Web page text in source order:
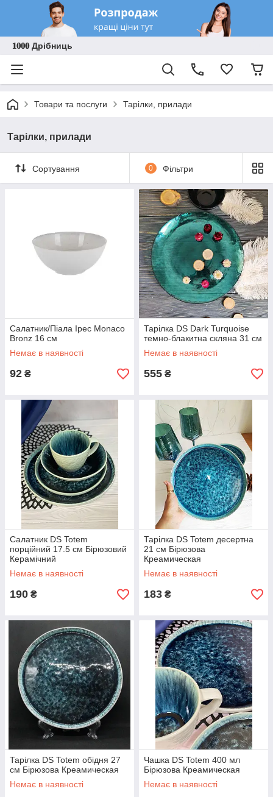
𝟏𝟎𝟎𝟎 Дрібниць
Товари та послуги Тарілки, прилади
Тарілки, прилади
Сортування 0 Фільтри
Салатник/Піала Ipec Monaco
Bronz 16 см
Немає в наявності
92 ₴
Тарілка DS Dark Turquoise
темно-блакитна скляна 31 см
Немає в наявності
555 ₴
Салатник DS Totem
порційний 17.5 см Бірюзовий
Керамічний
Немає в наявності
190 ₴
Тарілка DS Totem десертна
21 см Бірюзова
Креамическая
Немає в наявності
183 ₴
Тарілка DS Totem обідня 27
см Бірюзова Креамическая
Немає в наявності
Чашка DS Totem 400 мл
Бірюзова Креамическая
Немає в наявності